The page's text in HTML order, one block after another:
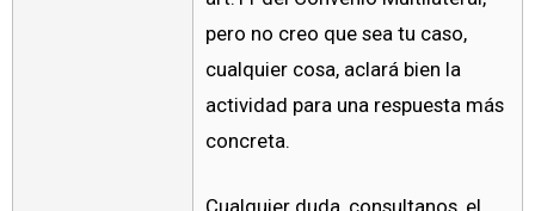
pero no creo que sea tu caso,
cualquier cosa, aclará bien la
actividad para una respuesta más
concreta.